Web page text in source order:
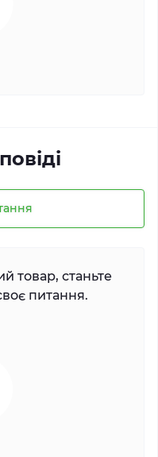
товар, станьте
питання.